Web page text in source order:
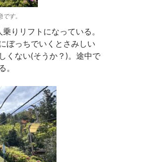
す。
りリフトになっている。
ぼっちでいくとさみしい
くない(そうか？)。途中で
。